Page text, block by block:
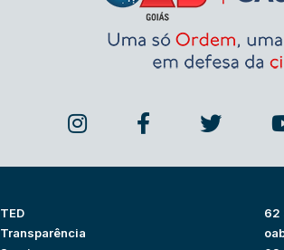
TED
Transparência
62